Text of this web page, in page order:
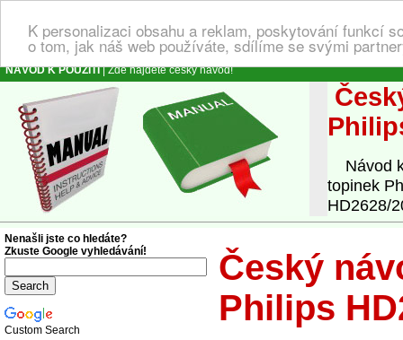
K personalizaci obsahu a reklam, poskytování funkcí
o tom, jak náš web používáte, sdílíme se svými
NÁVOD K POUŽITÍ| Zde najdete český návod!
Návod k
topinek
HD2628/
Český
Philips
Nenašli jste co hledáte?
Zkuste Google vyhledávání!
Custom Search